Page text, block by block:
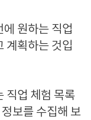
원하는 직업
계획하는 것입
직업 체험 목록
보를 수집해 보